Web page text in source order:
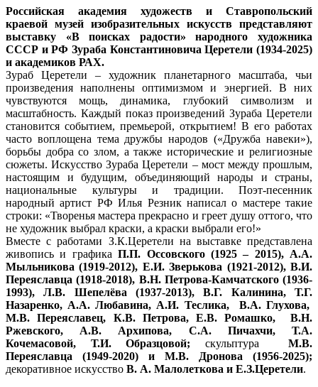
Российская академия художеств и Ставропольский
краевой музей изобразительных искусств представляют
выставку «В поисках радости» народного художника
СССР и РФ Зураба Константиновича Церетели (1934-2025)
и академиков РАХ.
Зураб Церетели – художник планетарного масштаба, чьи
произведения наполнены оптимизмом и энергией. В них
чувствуются мощь, динамика, глубокий символизм и
масштабность. Каждый показ произведений Зураба Церетели
становится событием, премьерой, открытием! В его работах
часто воплощена тема дружбы народов («Дружба навеки»),
борьбы добра со злом, а также исторические и религиозные
сюжеты. Искусство Зураба Церетели – мост между прошлым,
настоящим и будущим, объединяющий народы и страны,
национальные культуры и традиции. Поэт-песенник
народный артист РФ Илья Резник написал о мастере такие
строки: «Творенья мастера прекрасно и греет душу оттого, что
не художник выбрал краски, а краски выбрали его!»
Вместе с работами З.К.Церетели на выставке представлена
живопись и графика П.П. Оссовского (1925 – 2015), А.А.
Мыльникова (1919-2012), Е.И. Зверькова (1921-2012), В.И.
Переяславца (1918-2018), В.Н. Петрова-Камчатского (1936-
1993), Л.В. Шепелёва (1937-2013), В.Г. Калинина, Т.Г.
Назаренко, А.А. Любавина, А.И. Теслика, В.А. Глухова,
М.В. Переяславец, К.В. Петрова, Е.В. Ромашко, В.Н.
Ржевского, А.В. Архипова, С.А. Пичахчи, Т.А.
Кочемасовой, Т.И. Образцовой; скульптураМ.В.
Переяславца (1949-2020) и М.В. Дронова (1956-2025);
декоративное искусство В. А. Малолеткова и Е.З.Церетели.